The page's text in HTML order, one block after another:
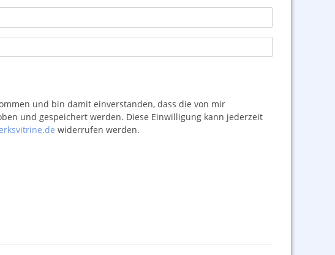
und bin damit einverstanden, dass die von mir
und gespeichert werden. Diese Einwilligung kann jederzeit
widerrufen werden.